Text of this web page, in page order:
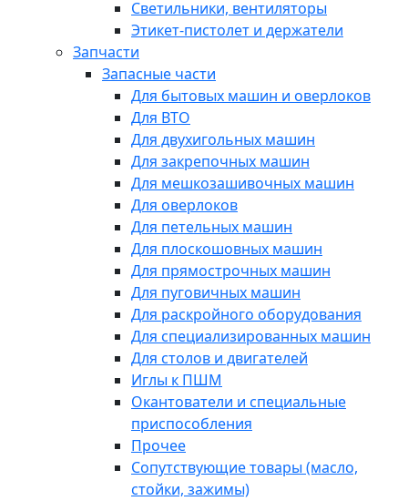
Светильники, вентиляторы
Этикет-пистолет и держатели
Запчасти
Запасные части
Для бытовых машин и оверлоков
Для ВТО
Для двухигольных машин
Для закрепочных машин
Для мешкозашивочных машин
Для оверлоков
Для петельных машин
Для плоскошовных машин
Для прямострочных машин
Для пуговичных машин
Для раскройного оборудования
Для специализированных машин
Для столов и двигателей
Иглы к ПШМ
Окантователи и специальные
приспособления
Прочее
Сопутствующие товары (масло,
стойки, зажимы)